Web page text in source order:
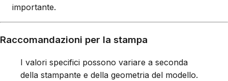
importante.
Raccomandazioni per la stampa
I valori specifici possono variare a seconda
della stampante e della geometria del modello.